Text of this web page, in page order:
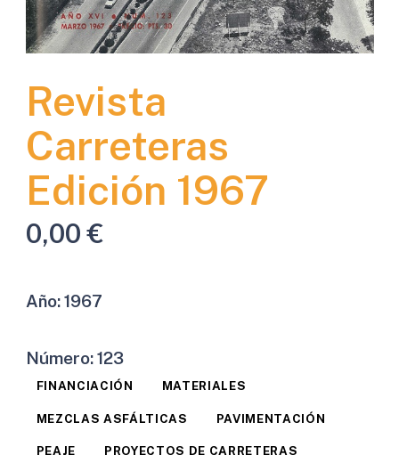
Revista
Carreteras
Edición 1967
0,00€
Año:1967
Número:123
FINANCIACIÓN MATERIALES
MEZCLAS ASFÁLTICAS PAVIMENTACIÓN
PEAJE PROYECTOS DE CARRETERAS